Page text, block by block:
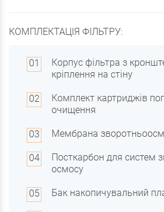
КОМПЛЕКТАЦІЯ ФІЛЬТРУ:
Корпус фільтра з
кріплення на стіну
Комплект картриджів
очищення
Мембрана
Посткарбон для систем
осмосу
Бак накопичувальний